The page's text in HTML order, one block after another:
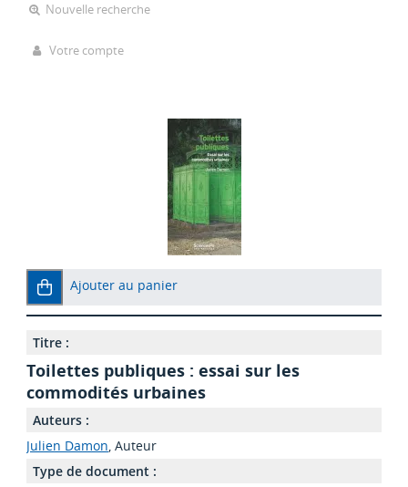
Nouvelle recherche
Votre compte
Ajouter au panier
Titre :
Toilettes publiques : essai sur les
commodités urbaines
Auteurs :
Julien Damon, Auteur
Type de document :